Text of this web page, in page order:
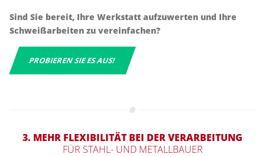
Sind Sie bereit, Ihre Werkstatt aufzuwerten und Ihre
Schweißarbeiten zu vereinfachen?
PROBIEREN SIE ES AUS!
3. MEHR FLEXIBILITÄT BEI DER VERARBEITUNG
FÜR STAHL- UND METALLBAUER